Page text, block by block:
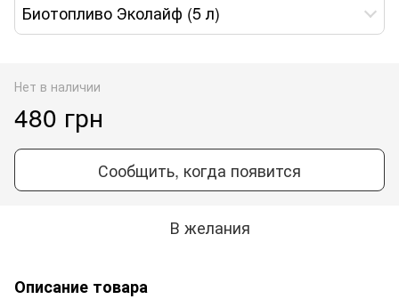
Биотопливо Эколайф (5 л)
Нет в наличии
480 грн
Сообщить, когда появится
В желания
Описание товара